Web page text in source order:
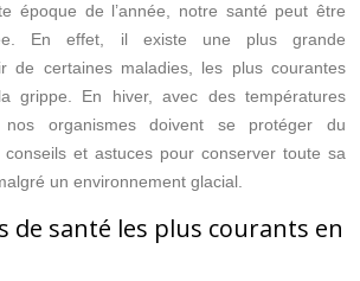
époque de l’année, notre santé peut être
En effet, il existe une plus grande
de certaines maladies, les plus courantes
grippe. En hiver, avec des températures
nos organismes doivent se protéger du
conseils et astuces pour conserver toute sa
un environnement glacial.
de santé les plus courants en